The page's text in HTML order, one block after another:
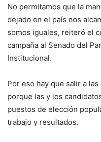
No permitamos que la
dejado en el país nos
somos iguales, reiteró el
campaña al Senado del
Institucional.
Por eso hay que salir a
porque las y los
puestos de elección
trabajo y resultados.